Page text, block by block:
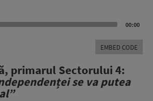
00:00
EMBED CODE
primarul Sectorului 4:
se va putea